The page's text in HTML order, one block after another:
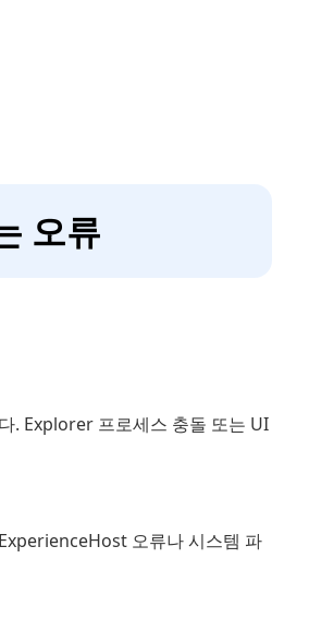
오류
. Explorer 프로세스 충돌 또는 UI
오류나 시스템 파